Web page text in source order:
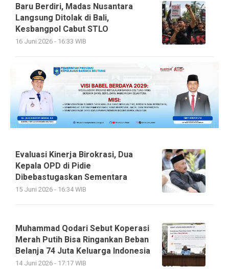
Baru Berdiri, Madas Nusantara
Langsung Ditolak di Bali,
Kesbangpol Cabut STLO
16 Juni 2026 - 16:33 WIB
Evaluasi Kinerja Birokrasi, Dua
Kepala OPD di Pidie
Dibebastugaskan Sementara
15 Juni 2026 - 16:34 WIB
Muhammad Qodari Sebut Koperasi
Merah Putih Bisa Ringankan Beban
Belanja 74 Juta Keluarga Indonesia
14 Juni 2026 - 17:17 WIB